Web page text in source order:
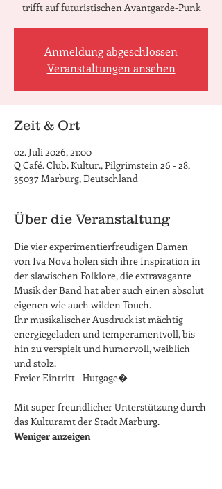
trifft auf futuristischen Avantgarde-Punk
Anmeldung abgeschlossen
Veranstaltungen ansehen
Zeit & Ort
02. Juli 2026, 21:00
Q Café. Club. Kultur., Pilgrimstein 26 - 28,
35037 Marburg, Deutschland
Über die Veranstaltung
Die vier experimentierfreudigen Damen
von Iva Nova holen sich ihre Inspiration in
der slawischen Folklore, die extravagante
Musik der Band hat aber auch einen absolut
eigenen wie auch wilden Touch.
Ihr musikalischer Ausdruck ist mächtig
energiegeladen und temperamentvoll, bis
hin zu verspielt und humorvoll, weiblich
und stolz.
Freier Eintritt - Hutgage�
Mit super freundlicher Unterstützung durch
das Kulturamt der Stadt Marburg.
Weniger anzeigen